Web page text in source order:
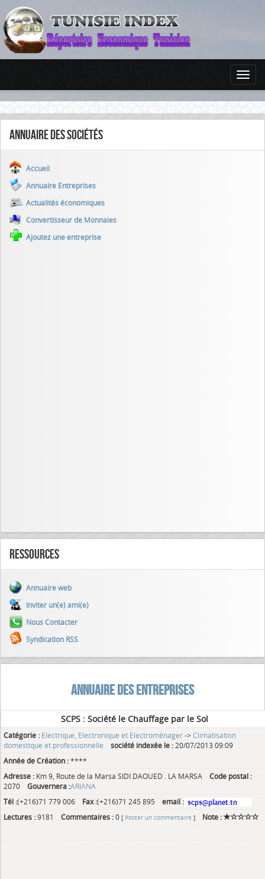
Annuaire des sociétés
Accueil
Annuaire Entreprises
Actualités économiques
Convertisseur de Monnaies
Ajoutez une entreprise
Ressources
Annuaire web
Inviter un(e) ami(e)
Nous Contacter
Syndication RSS
ANNUAIRE DES ENTREPRISES
SCPS : Société le Chauffage par le Sol
Catégorie : Electrique, Electronique et Electroménager->Climatisation
domestique et professionnelle
société indexée le : 20/07/2013 09:09
Année de Création :****
Adresse : Km 9, Route de la Marsa SIDI DAOUED . LA MARSA
Code postal :
2070
Gouvernera :ARIANA
Tél :(+216)71 779 006 Fax :(+216)71 245 895
email :
Lectures :9181 Commentaires :0 [ Poster un commentaire ] Note :